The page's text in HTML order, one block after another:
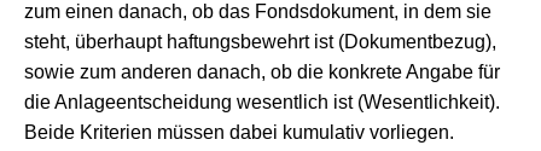
zum einen danach, ob das Fondsdokument, in dem sie
steht, überhaupt haftungsbewehrt ist (Dokumentbezug),
sowie zum anderen danach, ob die konkrete Angabe für
die Anlageentscheidung wesentlich ist (Wesentlichkeit).
Beide Kriterien müssen dabei kumulativ vorliegen.